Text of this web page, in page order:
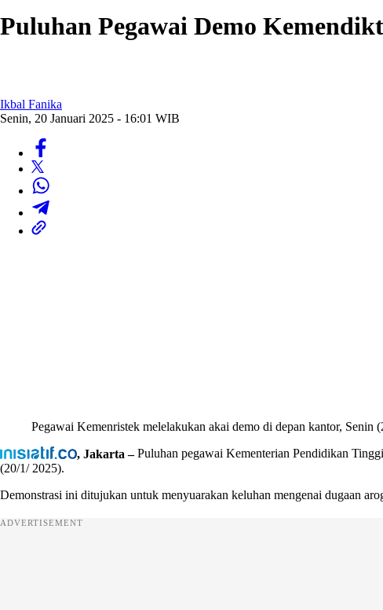
Puluhan Pegawai Demo
Ikbal Fanika
Senin, 20 Januari 2025 - 16:01 WIB
Pegawai Kemenristek melelakukan akai demo di depan kantor, Senin
, Jakarta –Puluhan pegawai Kementerian Pendidikan
(20/1/ 2025).
Demonstrasi ini ditujukan untuk menyuarakan keluhan mengenai dugaan
ADVERTISEMENT